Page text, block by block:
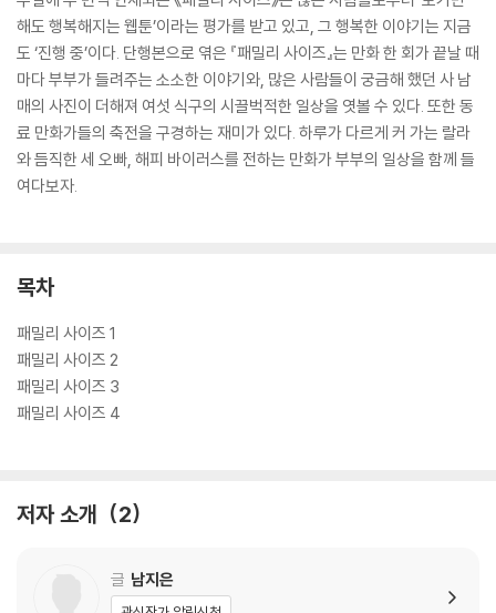
해도 행복해지는 웹툰’이라는 평가를 받고 있고, 그 행복한 이야기는 지금
도 ‘진행 중’이다. 단행본으로 엮은 『패밀리 사이즈』는 만화 한 회가 끝날 때
마다 부부가 들려주는 소소한 이야기와, 많은 사람들이 궁금해 했던 사 남
매의 사진이 더해져 여섯 식구의 시끌벅적한 일상을 엿볼 수 있다. 또한 동
료 만화가들의 축전을 구경하는 재미가 있다. 하루가 다르게 커 가는 랄라
와 듬직한 세 오빠, 해피 바이러스를 전하는 만화가 부부의 일상을 함께 들
여다보자.
목차
패밀리 사이즈 1
패밀리 사이즈 2
패밀리 사이즈 3
패밀리 사이즈 4
저자 소개 2
글 남지은